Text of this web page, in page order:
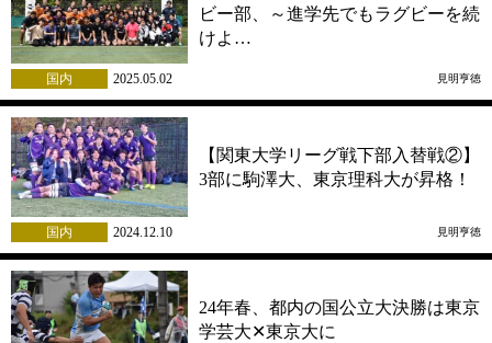
ビー部、～進学先でもラグビーを続
けよ…
国内 2025.05.02 見明亨徳
【関東大学リーグ戦下部入替戦②】
3部に駒澤大、東京理科大が昇格！
国内 2024.12.10 見明亨徳
24年春、都内の国公立大決勝は東京
学芸大✕東京大に